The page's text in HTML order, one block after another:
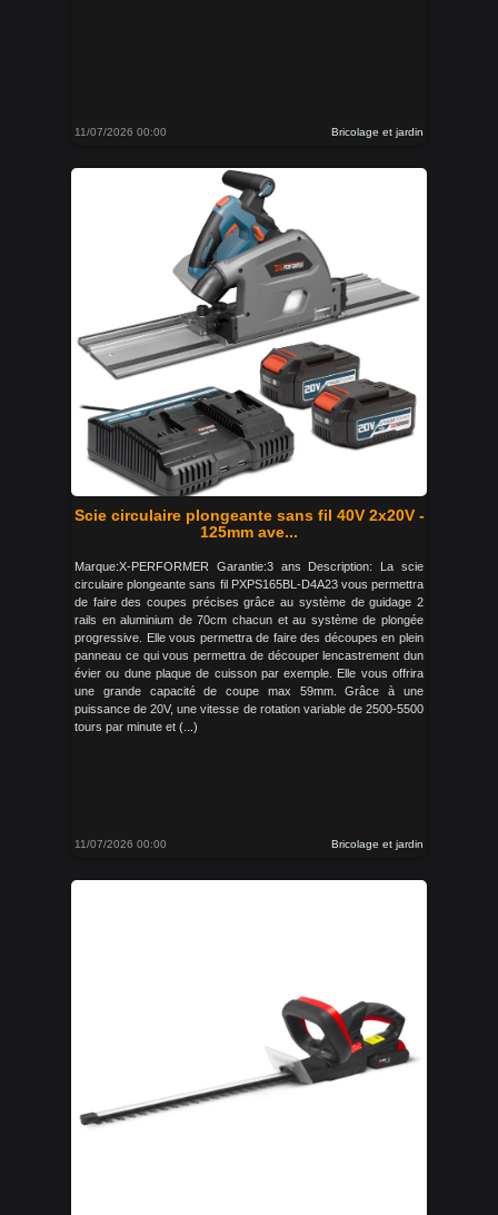
11/07/2026 00:00 Bricolage et jardin
Scie circulaire plongeante sans fil 40V 2x20V -
125mm ave...
Marque:X-PERFORMER Garantie:3 ans Description: La scie
circulaire plongeante sans fil PXPS165BL-D4A23 vous permettra
de faire des coupes précises grâce au système de guidage 2
rails en aluminium de 70cm chacun et au système de plongée
progressive. Elle vous permettra de faire des découpes en plein
panneau ce qui vous permettra de découper lencastrement dun
évier ou dune plaque de cuisson par exemple. Elle vous offrira
une grande capacité de coupe max 59mm. Grâce à une
puissance de 20V, une vitesse de rotation variable de 2500-5500
tours par minute et (...)
11/07/2026 00:00 Bricolage et jardin